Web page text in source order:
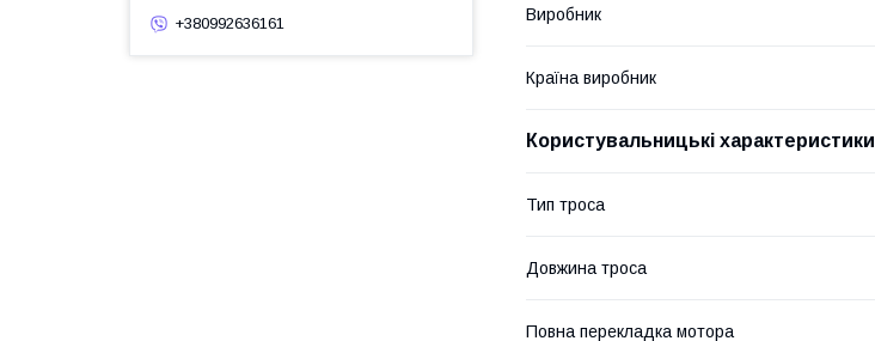
Виробник
Країна виробник
Користувальницькі характеристики
Тип троса
Довжина троса
Повна перекладка мотора
+380992636161